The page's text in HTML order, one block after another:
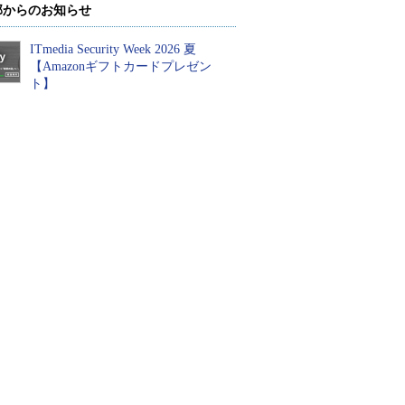
らのお知らせ
ITmedia Security Week 2026 夏
【Amazonギフトカードプレゼン
ト】